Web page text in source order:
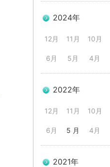
2024年
12月 11月 10月
6月 5月 4月
2022年
12月 11月 10月
6月 5 月 4月
2021年